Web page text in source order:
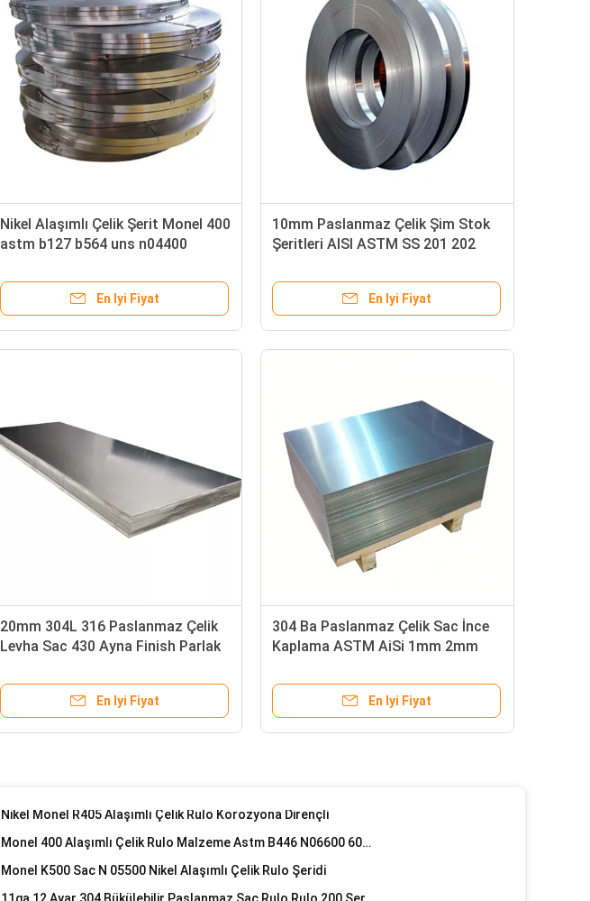
Nikel Alaşımlı Çelik Şerit Monel 400
astm b127 b564 uns n04400
En Iyi Fiyat
10mm Paslanmaz Çelik Şim Stok
Şeritleri AISI ASTM SS 201 202
En Iyi Fiyat
20mm 304L 316 Paslanmaz Çelik
Levha Sac 430 Ayna Finish Parlak
En Iyi Fiyat
304 Ba Paslanmaz Çelik Sac İnce
Kaplama ASTM AiSi 1mm 2mm
En Iyi Fiyat
1 İnç Paslanmaz Çelik Kare Boru Borusu 321 304L ERW Dikişsiz 316l 310s 0.4 Mm
SS Bant Paslanmaz Çelik Şerit Bobin 0.5 0.7 0.76mm 5/8" 3/8" 1/2" 3/4"
Hastelloy B-3 Alaşımlı Çelik Rulo UNS N10675 2.4615
Monel K500 Sac N 05500 Nikel Alaşımlı Çelik Rulo Şeridi